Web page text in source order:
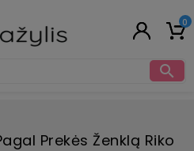
0

Prekės Ženklą Riko